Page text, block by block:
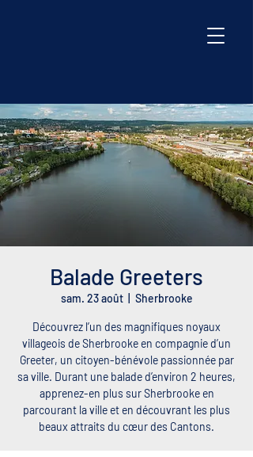
Balade Greeters
sam. 23 août
  |
Sherbrooke
Découvrez l’un des magnifiques noyaux
villageois de Sherbrooke en compagnie d’un
Greeter, un citoyen-bénévole passionnée par
sa ville. Durant une balade d’environ 2 heures,
apprenez-en plus sur Sherbrooke en
parcourant la ville et en découvrant les plus
beaux attraits du cœur des Cantons.